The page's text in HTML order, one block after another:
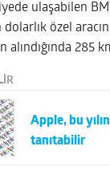
ulaşabilen
özel
alındığında 285
Apple, bu
tanıtabilir